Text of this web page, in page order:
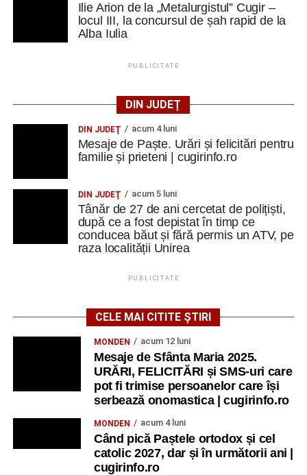
Ilie Arion de la „Metalurgistul” Cugir –
locul III, la concursul de șah rapid de la
Alba Iulia
PUBLICITATE
DIN JUDEȚ
DIN JUDEŢ acum 4 luni
Mesaje de Paște. Urări și felicitări pentru
familie și prieteni | cugirinfo.ro
DIN JUDEŢ acum 5 luni
Tânăr de 27 de ani cercetat de polițiști,
după ce a fost depistat în timp ce
conducea băut și fără permis un ATV, pe
raza localității Unirea
PUBLICITATE
CELE MAI CITITE ȘTIRI
MONDEN acum 12 luni
Mesaje de Sfânta Maria 2025.
URĂRI, FELICITĂRI și SMS-uri care
pot fi trimise persoanelor care își
serbează onomastica | cugirinfo.ro
MONDEN acum 4 luni
Când pică Paștele ortodox și cel
catolic 2027, dar și în următorii ani |
cugirinfo.ro